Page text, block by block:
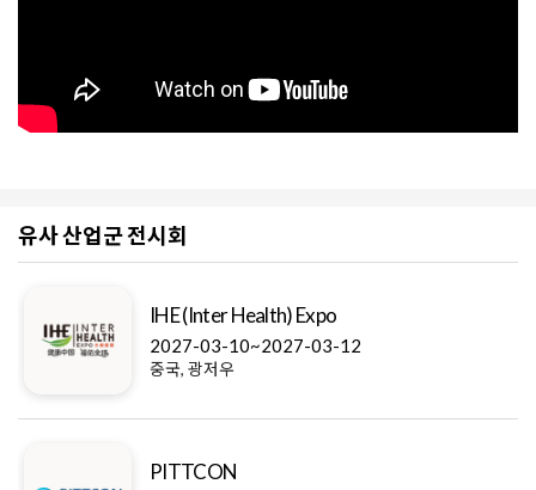
유사 산업군 전시회
IHE (Inter Health) Expo
2027-03-10~2027-03-12
중국, 광저우
PITTCON